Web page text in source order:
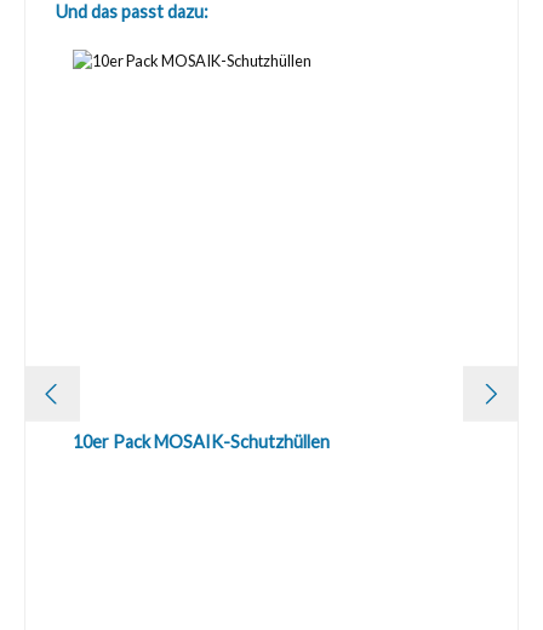
Produktgalerie überspringen
Und das passt dazu:
10er Pack MOSAIK-Schutzhüllen